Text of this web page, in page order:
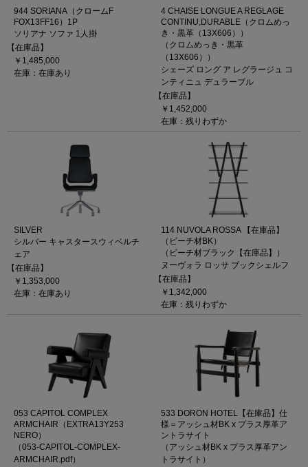
944 SORIANA（クロームF
FOX13FF16）1P
ソリアナ ソファ 1人掛
【在庫品】
￥1,485,000
在庫：在庫あり
4 CHAISE LONGUE A REGLAGE
CONTINU,DURABLE（クロムめっ
き・黒革（13X606））
（クロムめっき・黒革
（13X606））
シェーズ ロング ア レグラージュ コ
ンティニュ デュラーブル
【在庫品】
￥1,452,000
在庫：残りわずか
SILVER
シルバー キャスタースウィベルチ
ェア
【在庫品】
￥1,353,000
在庫：在庫あり
114 NUVOLA ROSSA 【在庫品】
（ビーチ材BK）
（ビーチ材ブラック【在庫品】）
ヌーヴォラ ロッサ ブックシェルフ
【在庫品】
￥1,342,000
在庫：残りわずか
053 CAPITOL COMPLEX
ARMCHAIR（EXTRA13Y253
NERO）
（053-CAPITOL-COMPLEX-
ARMCHAIR.pdf）
533 DORON HOTEL【在庫品】仕
様＝アッシュ材BK x プラス厚革ア
ントラサイト
（アッシュ材BK x プラス厚革アン
トラサイト）